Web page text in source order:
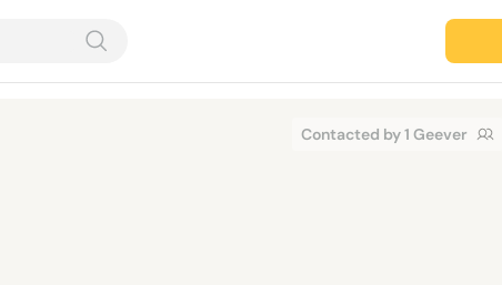
Contacted by 1 Geever